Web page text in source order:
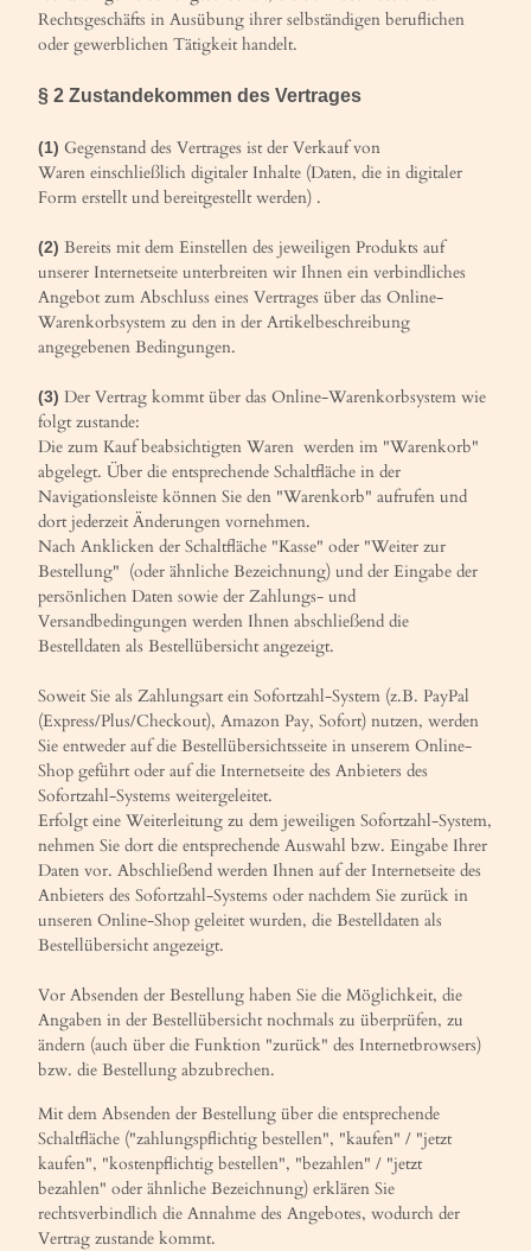
Rechtsgeschäfts in Ausübung ihrer selbständigen beruflichen
oder gewerblichen Tätigkeit handelt.
§ 2 Zustandekommen des Vertrages
(1) Gegenstand des Vertrages ist der Verkauf von
Waren einschließlich digitaler Inhalte (Daten, die in digitaler
Form erstellt und bereitgestellt werden) .
(2) Bereits mit dem Einstellen des jeweiligen Produkts auf
unserer Internetseite unterbreiten wir Ihnen ein verbindliches
Angebot zum Abschluss eines Vertrages über das Online-
Warenkorbsystem zu den in der Artikelbeschreibung
angegebenen Bedingungen.
(3) Der Vertrag kommt über das Online-Warenkorbsystem wie
folgt zustande:
Die zum Kauf beabsichtigten Waren werden im "Warenkorb"
abgelegt. Über die entsprechende Schaltfläche in der
Navigationsleiste können Sie den "Warenkorb" aufrufen und
dort jederzeit Änderungen vornehmen.
Nach Anklicken der Schaltfläche "Kasse" oder "Weiter zur
Bestellung" (oder ähnliche Bezeichnung) und der Eingabe der
persönlichen Daten sowie der Zahlungs- und
Versandbedingungen werden Ihnen abschließend die
Bestelldaten als Bestellübersicht angezeigt.
Soweit Sie als Zahlungsart ein Sofortzahl-System (z.B. PayPal
(Express/Plus/Checkout), Amazon Pay, Sofort) nutzen, werden
Sie entweder auf die Bestellübersichtsseite in unserem Online-
Shop geführt oder auf die Internetseite des Anbieters des
Sofortzahl-Systems weitergeleitet.
Erfolgt eine Weiterleitung zu dem jeweiligen Sofortzahl-System,
nehmen Sie dort die entsprechende Auswahl bzw. Eingabe Ihrer
Daten vor. Abschließend werden Ihnen auf der Internetseite des
Anbieters des Sofortzahl-Systems oder nachdem Sie zurück in
unseren Online-Shop geleitet wurden, die Bestelldaten als
Bestellübersicht angezeigt.
Vor Absenden der Bestellung haben Sie die Möglichkeit, die
Angaben in der Bestellübersicht nochmals zu überprüfen, zu
ändern (auch über die Funktion "zurück" des Internetbrowsers)
bzw. die Bestellung abzubrechen.
Mit dem Absenden der Bestellung über die entsprechende
Schaltfläche ("zahlungspflichtig bestellen", "kaufen" / "jetzt
kaufen", "kostenpflichtig bestellen", "bezahlen" / "jetzt
bezahlen" oder ähnliche Bezeichnung) erklären Sie
rechtsverbindlich die Annahme des Angebotes, wodurch der
Vertrag zustande kommt.